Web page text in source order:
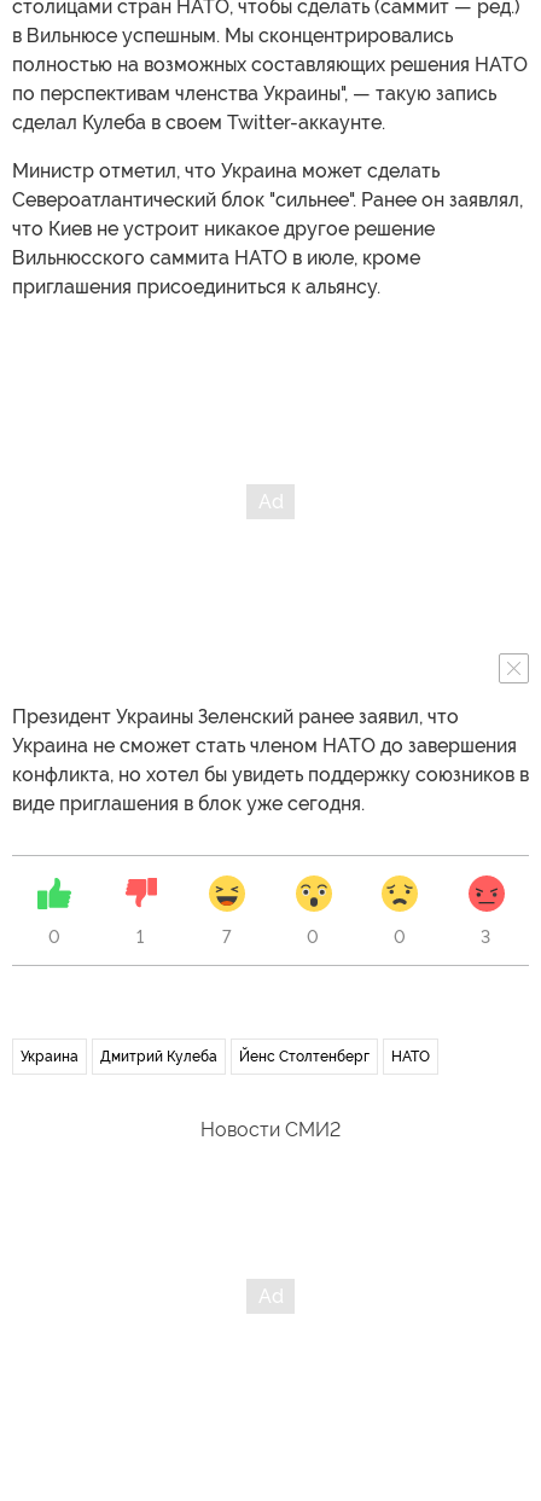
столицами стран НАТО, чтобы сделать (саммит — ред.)
в Вильнюсе успешным. Мы сконцентрировались
полностью на возможных составляющих решения НАТО
по перспективам членства Украины", — такую запись
сделал Кулеба в своем Twitter-аккаунте.
Министр отметил, что Украина может сделать
Североатлантический блок "сильнее". Ранее он заявлял,
что Киев не устроит никакое другое решение
Вильнюсского саммита НАТО в июле, кроме
приглашения присоединиться к альянсу.
Президент Украины Зеленский ранее заявил, что
Украина не сможет стать членом НАТО до завершения
конфликта, но хотел бы увидеть поддержку союзников в
виде приглашения в блок уже сегодня.
0 1 7 0 0 3
Украина Дмитрий Кулеба Йенс Столтенберг НАТО
Новости СМИ2